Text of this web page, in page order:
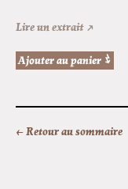
Lire un extrait ↗
← Retour au sommaire